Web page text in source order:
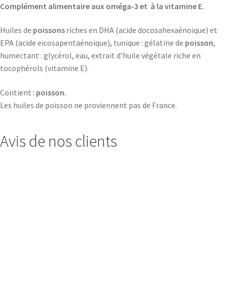
Complément alimentaire aux oméga-3 et à la vitamine E.
Huiles de poissons riches en DHA (acide docosahexaénoique) et
EPA (acide eicosapentaénoique), tunique : gélatine de poisson,
humectant : glycérol, eau, extrait d’huile végétale riche en
tocophérols (vitamine E).
Contient : poisson.
Les huiles de poisson ne proviennent pas de France.
Avis de nos clients